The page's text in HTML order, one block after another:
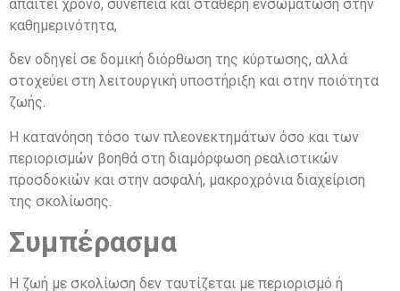
απαιτεί χρόνο, συνέπεια και σταθερή ενσωμάτωση στην
καθημερινότητα,
δεν οδηγεί σε δομική διόρθωση της κύρτωσης, αλλά
στοχεύει στη λειτουργική υποστήριξη και στην ποιότητα
ζωής.
Η κατανόηση τόσο των πλεονεκτημάτων όσο και των
περιορισμών βοηθά στη διαμόρφωση ρεαλιστικών
προσδοκιών και στην ασφαλή, μακροχρόνια διαχείριση
της σκολίωσης.
Συμπέρασμα
Η ζωή με σκολίωση δεν ταυτίζεται με περιορισμό ή